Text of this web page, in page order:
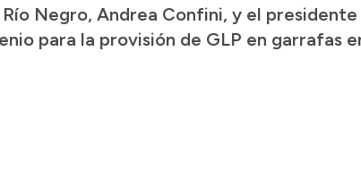
Negro, Andrea Confini, y el
para la provisión de GLP en garrafas